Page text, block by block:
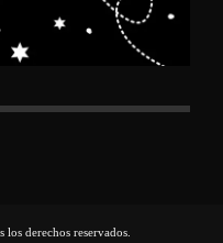
derechos reservados.